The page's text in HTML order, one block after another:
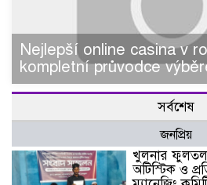
Nejlepší online casina v
kompletní průvodce
সর্বশেষ
জনপ্রিয়
খুলনার
অটিস্টিক ও